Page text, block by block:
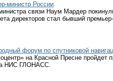
министр России
связи Наум Мардер
директоров стал бывший
форум по спутниковой
на Красной Пресне
НИС ГЛОНАСС.